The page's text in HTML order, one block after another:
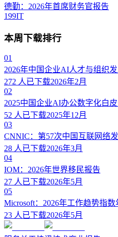
德勤：2026年首席财务官报告
199IT
本周下载排行
01
2026年中国企业AI人才与组织
272 人已下载2026年2月
02
2025中国企业AI办公数字化白
52 人已下载2025年12月
03
CNNIC：第57次中国互联网络
28 人已下载2026年3月
04
IOM：2026年世界移民报告
27 人已下载2026年5月
05
Microsoft：2026年工作趋势指数
23 人已下载2026年5月